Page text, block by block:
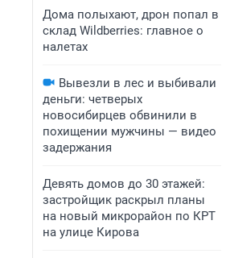
Дома полыхают, дрон попал в
склад Wildberries: главное о
налетах
Вывезли в лес и выбивали
деньги: четверых
новосибирцев обвинили в
похищении мужчины — видео
задержания
Девять домов до 30 этажей:
застройщик раскрыл планы
на новый микрорайон по КРТ
на улице Кирова